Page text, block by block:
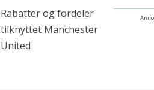
Rabatter og fordeler
tilknyttet Manchester
United